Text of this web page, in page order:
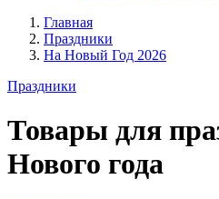
Главная
Праздники
На Новый Год 2026
Праздники
Товары для
Нового года